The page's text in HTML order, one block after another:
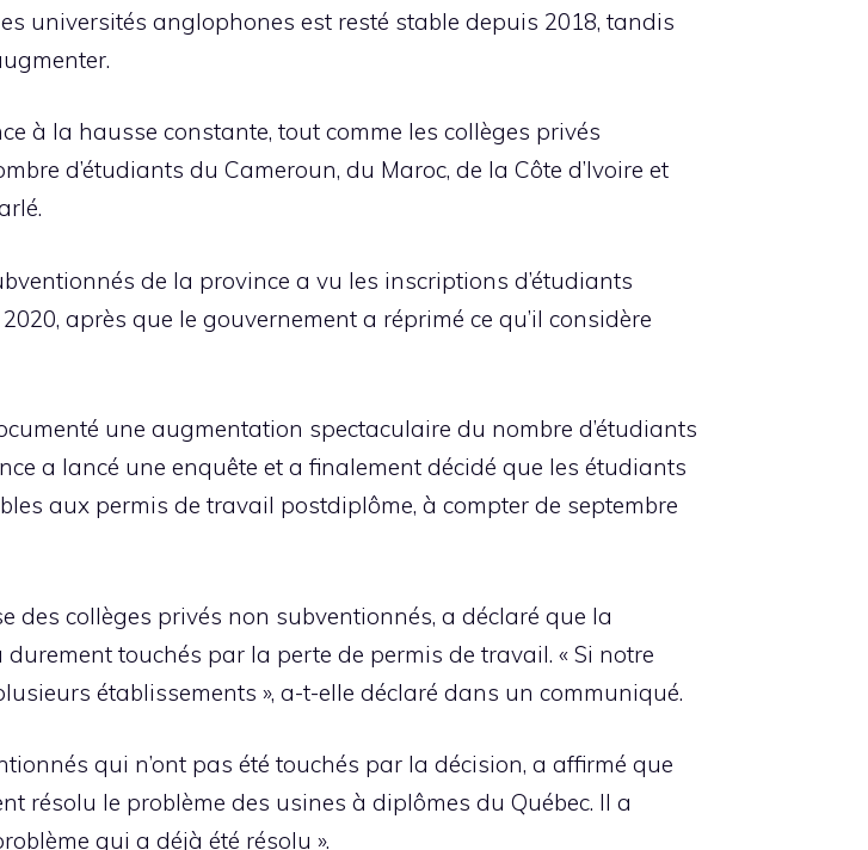
universités anglophones est resté stable depuis 2018, tandis
à la hausse constante, tout comme les collèges privés
d’étudiants du Cameroun, du Maroc, de la Côte d’Ivoire et
de la province a vu les inscriptions d’étudiants
après que le gouvernement a réprimé ce qu’il considère
une augmentation spectaculaire du nombre d’étudiants
a lancé une enquête et a finalement décidé que les étudiants
aux permis de travail postdiplôme, à compter de septembre
des collèges privés non subventionnés, a déclaré que la
touchés par la perte de permis de travail. « Si notre
établissements », a-t-elle déclaré dans un communiqué.
qui n’ont pas été touchés par la décision, a affirmé que
résolu le problème des usines à diplômes du Québec. Il a
qui a déjà été résolu ».